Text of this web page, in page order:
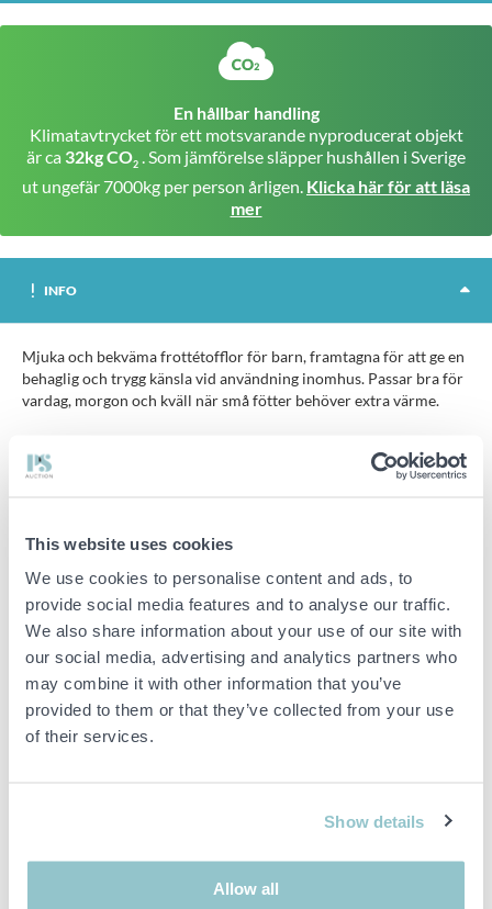
This website uses cookies
We use cookies to personalise content and ads, to
provide social media features and to analyse our traffic.
We also share information about your use of our site with
our social media, advertising and analytics partners who
may combine it with other information that you’ve
provided to them or that they’ve collected from your use
of their services.
Show details
Allow all
En hållbar handling
Klimatavtrycket för ett motsvarande nyproducerat objekt
är ca 32kg CO2 . Som jämförelse släpper hushållen i Sverige
ut ungefär 7000kg per person årligen. Klicka här för att läsa
mer
INFO
Mjuka och bekväma frottétofflor för barn, framtagna för att ge en
behaglig och trygg känsla vid användning inomhus. Passar bra för
vardag, morgon och kväll när små fötter behöver extra värme.
ger god komfort. Den lätta konstruktionen gör dem enkla att bära,
Bekväm och värmande design
Lätt och följsam passform
Halksäker konstruktion
Viktig info
beskrivs under sektionen Anmärkningar i beskrivningen på
Objektet är EJ TESTAT av auktionsfirman om inget annat sägs
i objektsbeskrivningen. Objektsbeskrivningen är framtagen